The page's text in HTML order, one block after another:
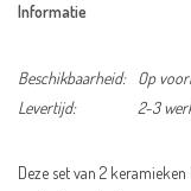
Informatie
Beschikbaarheid: Op
Levertijd:
2-3
Deze set van 2